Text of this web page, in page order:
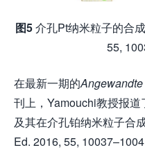
图5介孔Pt纳米粒子的合
55,
在最新一期的
刊上，Yamouchi教授报
及其在介孔铂纳米粒子合
Ed. 2016, 55,